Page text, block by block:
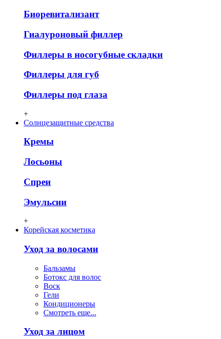
Биоревитализант
Гиалуроновый филлер
Филлеры в носогубные складки
Филлеры для губ
Филлеры под глаза
+
Солнцезащитные средства
Кремы
Лосьоны
Спреи
Эмульсии
+
Корейская косметика
Уход за волосами
Бальзамы
Ботокс для волос
Воск
Гели
Кондиционеры
Смотреть еще...
Уход за лицом